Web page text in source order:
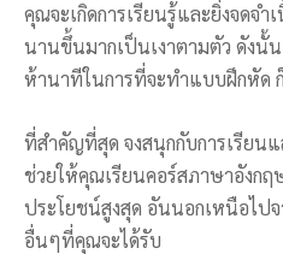
คุณจะเกิดการเรียนรู้และยิ่งจดจ
นานขึ้นมากเป็นเงาตามตัว ดังนั้
ห้านาทีในการที่จะทำแบบฝึกหัด ก็
ที่สำคัญที่สุด จงสนุกกับการเรียน
ช่วยให้คุณเรียนคอร์สภาษาอังกฤ
ประโยชน์สูงสุด อันนอกเหนือไป
อื่นๆที่คุณจะได้รับ